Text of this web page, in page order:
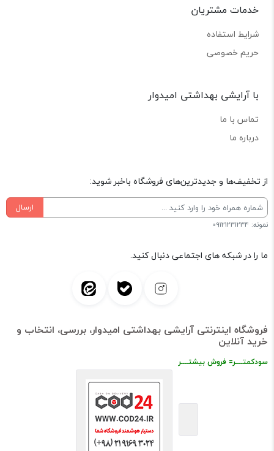
خدمات مشتریان
شرایط استفاده
حریم خصوصی
با آرایشی بهداشتی امیدوار
تماس با ما
درباره ما
از تخفیف‌ها و جدیدترین‌های فروشگاه باخبر شوید:
ارسال
نمونه: 09121231234
ما را در شبکه های اجتماعی دنبال کنید.
فروشگاه اینترنتی آرایشی بهداشتی امیدوار، بررسی، انتخاب و
خرید آنلاین
سودکمتــــر= فروش بیشتــــر